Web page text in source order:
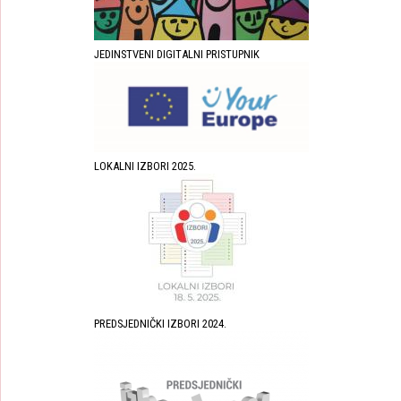
JEDINSTVENI DIGITALNI PRISTUPNIK
LOKALNI IZBORI 2025.
PREDSJEDNIČKI IZBORI 2024.